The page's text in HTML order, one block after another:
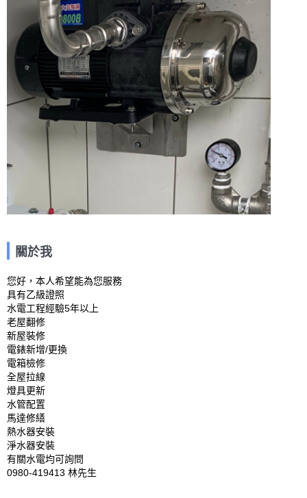
關於我
您好，本人希望能為您服務
具有乙級證照
水電工程經驗5年以上
老屋翻修
新屋裝修
電錶新增/更換
電箱檢修
全屋拉線
燈具更新
水管配置
馬達修繕
熱水器安裝
淨水器安裝
有關水電均可詢問
0980-419413 林先生